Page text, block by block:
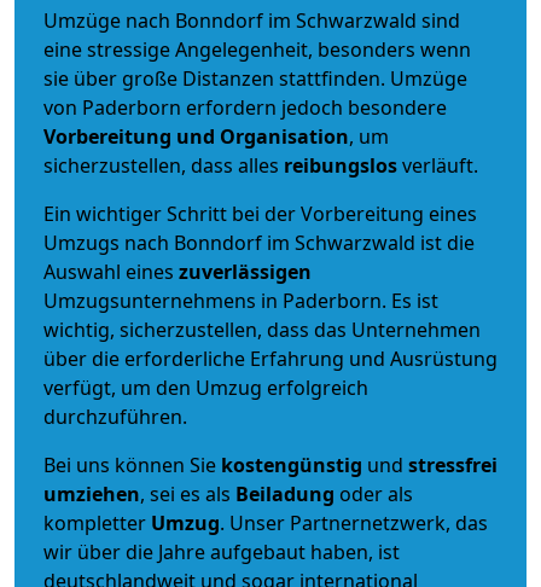
Umzüge nach Bonndorf im Schwarzwald sind
eine stressige Angelegenheit, besonders wenn
sie über große Distanzen stattfinden. Umzüge
von Paderborn erfordern jedoch besondere
Vorbereitung und Organisation, um
sicherzustellen, dass alles reibungslosverläuft.
Ein wichtiger Schritt bei der Vorbereitung eines
Umzugs nach Bonndorf im Schwarzwald ist die
Auswahl eines zuverlässigen
Umzugsunternehmens in Paderborn. Es ist
wichtig, sicherzustellen, dass das Unternehmen
über die erforderliche Erfahrung und Ausrüstung
verfügt, um den Umzug erfolgreich
durchzuführen.
Bei uns können Sie kostengünstig und stressfrei
umziehen, sei es als Beiladung oder als
kompletter Umzug. Unser Partnernetzwerk, das
wir über die Jahre aufgebaut haben, ist
deutschlandweit und sogar international